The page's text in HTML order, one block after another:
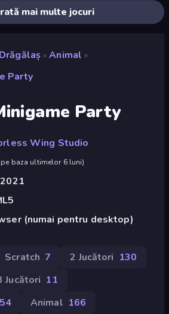
mai multe jocuri
Drăgălaș » Animal »
Party
Party
Wing Studio
pe baza ultimelor 6 luni)
(numai pentru desktop)
Scratch 7 2 Jucători 130
Jucători 11
54 Animal 166